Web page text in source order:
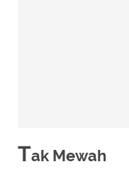
Tak Mewah